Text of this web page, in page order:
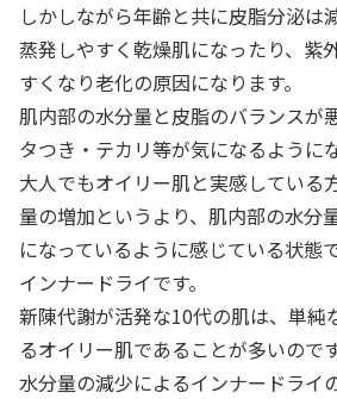
しかしながら年齢と共に皮脂分泌は
蒸発しやすく乾燥肌になったり、紫
すくなり老化の原因になります。
肌内部の水分量と皮脂のバランスが
タつき・テカリ等が気になるように
大人でもオイリー肌と実感している
量の増加というより、肌内部の水分
になっているように感じている状態
インナードライです。
新陳代謝が活発な10代の肌は、単純
るオイリー肌であることが多いので
水分量の減少によるインナードライ